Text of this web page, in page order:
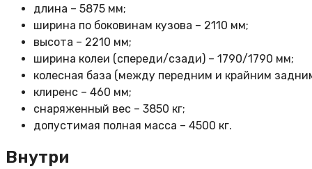
длина – 5875 мм;
ширина по боковинам кузова – 2110 мм;
высота – 2210 мм;
ширина колеи (спереди/сзади) – 1790/1790 мм;
колесная база (между передним и крайним
клиренс – 460 мм;
снаряженный вес – 3850 кг;
допустимая полная масса – 4500 кг.
Внутри